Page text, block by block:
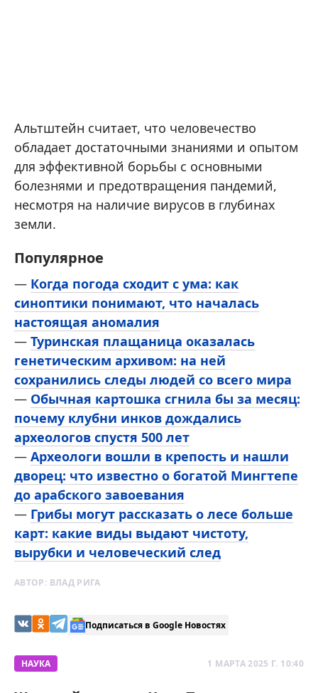
Альтштейн считает, что человечество
обладает достаточными знаниями и опытом
для эффективной борьбы с основными
болезнями и предотвращения пандемий,
несмотря на наличие вирусов в глубинах
земли.
Популярное
— Когда погода сходит с ума: как
синоптики понимают, что началась
настоящая аномалия
— Туринская плащаница оказалась
генетическим архивом: на ней
сохранились следы людей со всего мира
— Обычная картошка сгнила бы за месяц:
почему клубни инков дождались
археологов спустя 500 лет
— Археологи вошли в крепость и нашли
дворец: что известно о богатой Мингтепе
до арабского завоевания
— Грибы могут рассказать о лесе больше
карт: какие виды выдают чистоту,
вырубки и человеческий след
АВТОР: ВЛАД РИГА
Подписаться в Google Новостях
НАУКА 1 МАРТА 2025 Г. 10:40